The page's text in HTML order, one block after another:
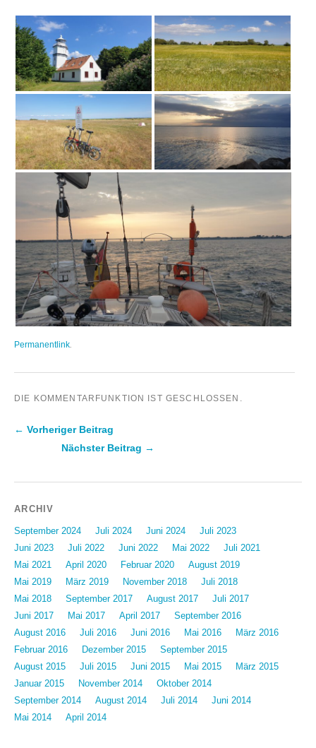
Permanentlink
DIE KOMMENTARFUNKTION IST GESCHLOSSEN.
Beitragsnavigation
← Vorheriger Beitrag
Nächster Beitrag →
ARCHIV
September 2024 Juli 2024 Juni 2024
Juli 2023
Juni 2023
Juli 2022 Juni 2022 Mai 2022
Juli 2021
Mai 2021
April 2020 Februar 2020
August 2019
Mai 2019
März 2019 November 2018
Juli 2018
Mai 2018
September 2017 August 2017
Juli 2017
Juni 2017
Mai 2017 April 2017
September 2016
August 2016
Juli 2016 Juni 2016 Mai 2016
März 2016
Februar 2016
Dezember 2015
September 2015
August 2015
Juli 2015 Juni 2015 Mai 2015
März 2015
Januar 2015
November 2014
Oktober 2014
September 2014
August 2014 Juli 2014
Juni 2014
Mai 2014
April 2014